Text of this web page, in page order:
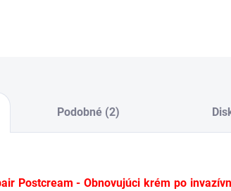
Podobné (2)
Postcream - Obnovujúci krém po